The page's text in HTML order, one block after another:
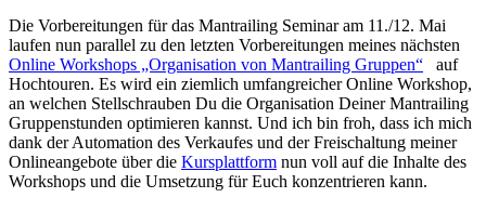
Die Vorbereitungen für das Mantrailing Seminar am 11./12. Mai
laufen nun parallel zu den letzten Vorbereitungen meines nächsten
Online Workshops „Organisation von Mantrailing Gruppen“ auf
Hochtouren. Es wird ein ziemlich umfangreicher Online Workshop,
an welchen Stellschrauben Du die Organisation Deiner Mantrailing
Gruppenstunden optimieren kannst. Und ich bin froh, dass ich mich
dank der Automation des Verkaufes und der Freischaltung meiner
Onlineangebote über die Kursplattform nun voll auf die Inhalte des
Workshops und die Umsetzung für Euch konzentrieren kann.